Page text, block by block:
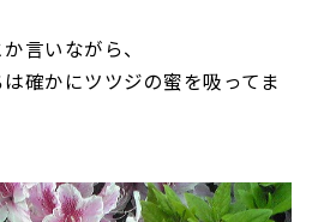
言いながら、
確かにツツジの蜜を吸ってま